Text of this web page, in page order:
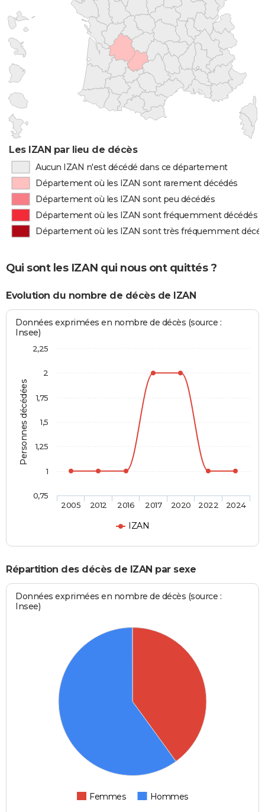
Les IZAN par lieu de décès
Aucun IZAN n'est décédé dans ce département
Département où les IZAN sont rarement décédés
Département où les IZAN sont peu décédés
Département où les IZAN sont fréquemment décédés
Département où les IZAN sont très fréquemment
Qui sont les IZAN qui nous ont quittés ?
Evolution du nombre de décès de IZAN
Personnes décédées
Données exprimées en nombre de décès (source :
Insee)
IZAN
2005 2012 2016 2017 2020 2022 2024
0,75
1
1,25
1,5
1,75
2
2,25
Répartition des décès de IZAN par sexe
Données exprimées en nombre de décès (source :
Insee)
Femmes Hommes